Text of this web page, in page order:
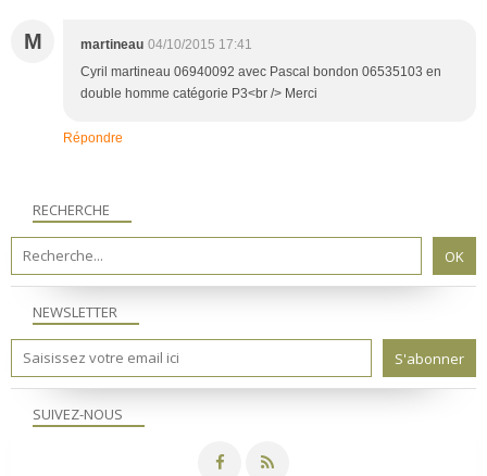
M martineau 04/10/2015 17:41
Cyril martineau 06940092 avec Pascal bondon 06535103 en
double homme catégorie P3<br /> Merci
Répondre
NEWSLETTER
SUIVEZ-NOUS
RECHERCHE